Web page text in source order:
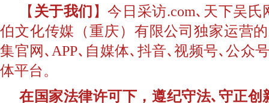
【 关于我们 】今日采访.com､天下吴
伯文化传媒（重庆）有限公司独家运营
集官网､APP､自媒体､抖音､视频号､公众
体平台。
在国家法律许可下，遵纪守法､守正创